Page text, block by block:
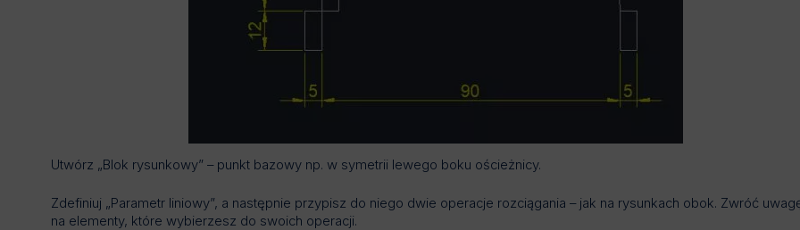
Utwórz „Blok rysunkowy” – punkt bazowy np. w symetrii lewego boku ościeżnicy.
Zdefiniuj „Parametr liniowy”, a następnie przypisz do niego dwie operacje rozciągania – jak na rysunkach obok. Zwróć
na elementy, które wybierzesz do swoich operacji.